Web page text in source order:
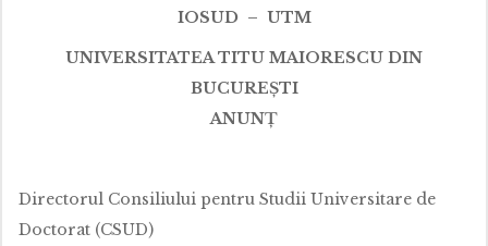
IOSUD – UTM
UNIVERSITATEA TITU MAIORESCU DIN
BUCUREȘTI
ANUNȚ
Directorul Consiliului pentru Studii Universitare de
Doctorat (CSUD)